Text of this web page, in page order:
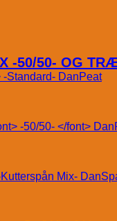
-50/50- OG
DanPeat